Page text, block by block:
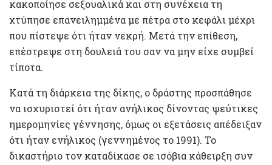
κακοποίησε σεξουαλικά και στη συνέχεια τη
χτύπησε επανειλημμένα με πέτρα στο κεφάλι μέχρι
που πίστεψε ότι ήταν νεκρή. Μετά την επίθεση,
επέστρεψε στη δουλειά του σαν να μην είχε συμβεί
τίποτα.
Κατά τη διάρκεια της δίκης, ο δράστης προσπάθησε
να ισχυριστεί ότι ήταν ανήλικος δίνοντας ψεύτικες
ημερομηνίες γέννησης, όμως οι εξετάσεις απέδειξαν
ότι ήταν ενήλικος (γεννημένος το 1991). Το
δικαστήριο τον καταδίκασε σε ισόβια κάθειρξη συν